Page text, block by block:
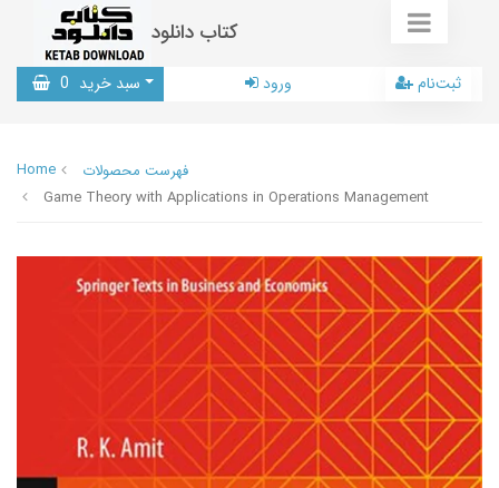
کتاب دانلود
سبد خرید 0 ورود ثبت‌نام
Home
فهرست محصولات
Game Theory with Applications in Operations Management